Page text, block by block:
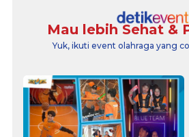
Mau lebih Sehat &
Yuk, ikuti event olahraga yang